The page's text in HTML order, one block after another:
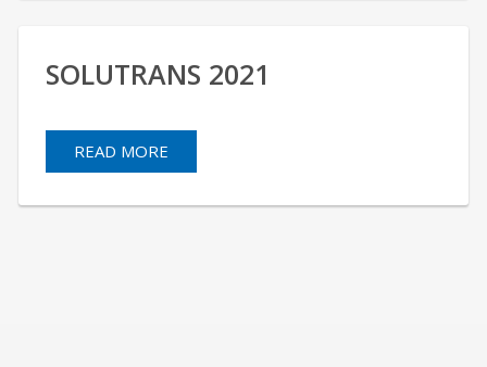
SOLUTRANS 2021
READ MORE